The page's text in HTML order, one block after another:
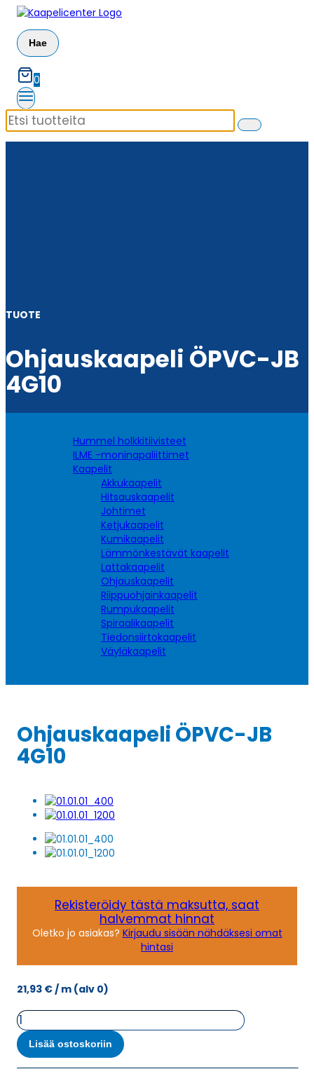
Siirry
sisältöön
Hae
0
TUOTE
Ohjauskaapeli ÖPVC-JB
4G10
Hummel holkkitiivisteet
ILME -moninapaliittimet
Kaapelit
Akkukaapelit
Hitsauskaapelit
Johtimet
Ketjukaapelit
Kumikaapelit
Lämmönkestävät kaapelit
Lattakaapelit
Ohjauskaapelit
Riippuohjainkaapelit
Rumpukaapelit
Spiraalikaapelit
Tiedonsiirtokaapelit
Väyläkaapelit
Ohjauskaapeli ÖPVC-JB
4G10
Rekisteröidy tästä maksutta, saat
halvemmat hinnat
Oletko jo asiakas? Kirjaudu sisään nähdäksesi omat
hintasi
21,93 €/ m (alv 0)
Ohjauskaapeli
ÖPVC-
JB
4G10
määrä
Lisää ostoskoriin